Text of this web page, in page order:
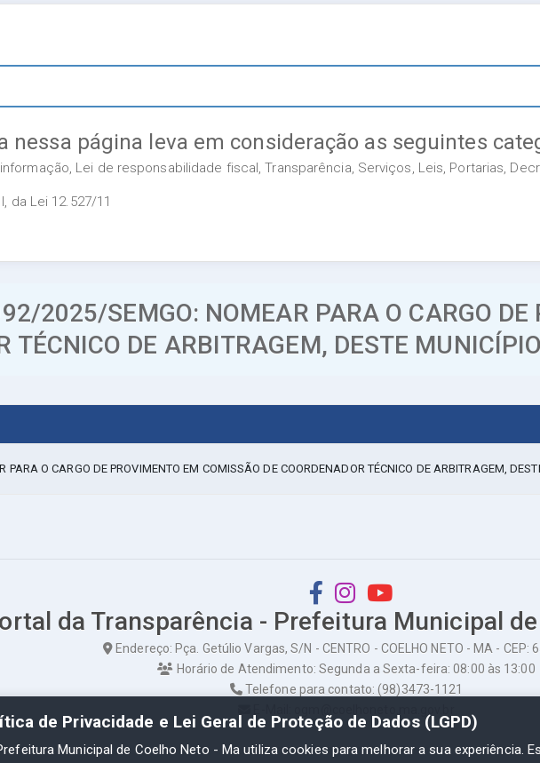
nessa página leva em consideração as seguintes
Lei de responsabilidade fiscal, Transparência, Serviços, Leis, Portarias,
da Lei 12.527/11
2025/SEMGO: NOMEAR PARA O CARGO DE
TÉCNICO DE ARBITRAGEM, DESTE MUNICÍPIO
O CARGO DE PROVIMENTO EM COMISSÃO DE COORDENADOR TÉCNICO DE ARBITRAGEM,
da Transparência - Prefeitura Municipal
Endereço: Pça. Getúlio Vargas, S/N - CENTRO - COELHO NETO - MA - CEP:
Horário de Atendimento: Segunda a Sexta-feira: 08:00 às 13:00
Telefone para contato: (98)3473-1121
de Privacidade e Lei Geral de Proteção de Dados (LGPD)
Municipal de Coelho Neto - Ma utiliza cookies para melhorar a sua experiência.